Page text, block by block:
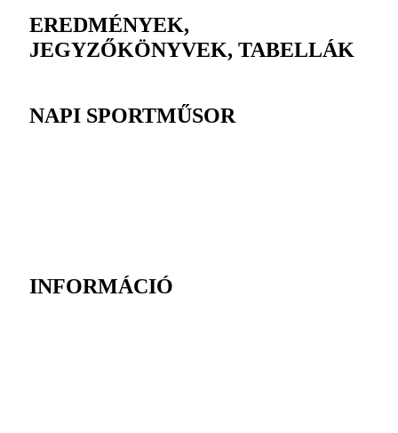
EREDMÉNYEK,
JEGYZŐKÖNYVEK, TABELLÁK
NAPI SPORTMŰSOR
INFORMÁCIÓ